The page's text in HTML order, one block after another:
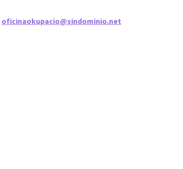
oficinaokupacio@sindominio.net